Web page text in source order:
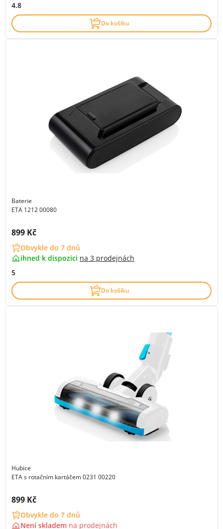
4.8
Do košíku
Baterie
ETA 1212 00080
Cena s DPH:
899 Kč
Obvykle do 7 dnů
ihned k dispozici na 3 prodejnách
5
Do košíku
Hubice
ETA s rotačním kartáčem 0231 00220
Cena s DPH:
899 Kč
Obvykle do 7 dnů
Není skladem na prodejnách